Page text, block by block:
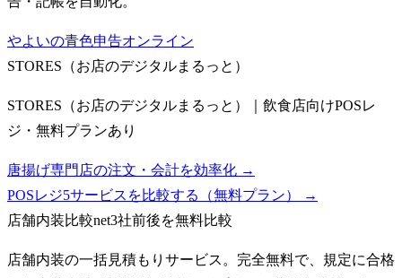
やよいの青色申告オンライン
STORES（お店のデジタルまるっと）
STORES（お店のデジタルまるっと）｜飲食店向けPOSレ
ジ・無料プランあり
唐揚げ専門店の注文・会計を効率化 →
POSレジ5サービスを比較する（無料プラン）
→
店舗内装比較net3社前後を無料比較
店舗内装の一括見積もりサービス。完全無料で、規定に合格